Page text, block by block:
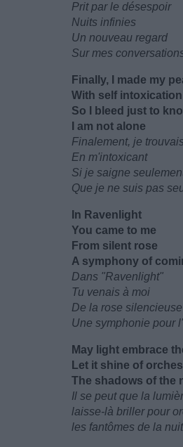
Prit par le désespoir
Nuits infinies
Un nouveau regard
Sur mes
Finally, I made my
With self intoxication
So I bleed just to
I am not alone
Finalement, je
En m'intoxicant
Si je saigne
Que je ne suis pas
In Ravenlight
You came to me
From silent rose
A symphony of
Dans "Ravenlight"
Tu venais à moi
De la rose silencieuse
Une symphonie pour
May light embrace
Let it shine of
The shadows of the
Il se peut que la
laisse-là briller pour
les fantômes de la nuit